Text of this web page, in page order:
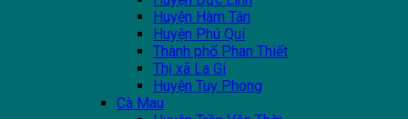
Huyện Hàm Tân
Huyện Phú Quí
Thành phố Phan Thiết
Thị xã La Gi
Huyện Tuy Phong
Cà Mau